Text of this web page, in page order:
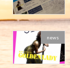
news